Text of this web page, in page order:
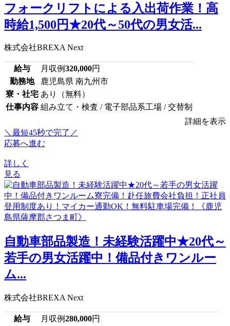
フォークリフトによる入出荷作業！高
時給1,500円★20代～50代の男女活...
株式会社BREXA Next
給与 月収例320,000円
勤務地
鹿児島県 南九州市
寮・社宅 あり（無料）
仕事内容 組み立て・検査 / 電子部品系工場 / 交替制
詳細を表示
＼最短45秒で完了／
応募へ進む
詳しく
見る
自動車部品製造！未経験活躍中★20代～
若手の男女活躍中！備品付きワンルー
ム...
株式会社BREXA Next
給与 月収例280,000円